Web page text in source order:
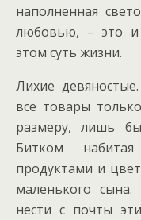
наполненная
любовью, – это и
этом суть жизни.
Лихие
все товары
размеру, лишь
Битком
продуктами и
маленького
нести с почты